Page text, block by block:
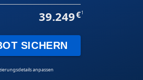
39.249 1
SICHERN
anpassen